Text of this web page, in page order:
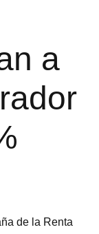
a
de la Renta